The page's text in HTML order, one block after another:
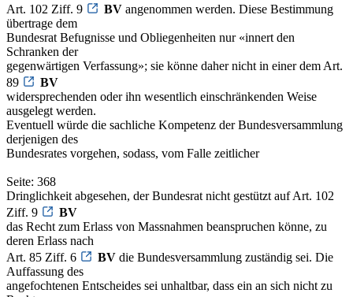
Art. 102 Ziff. 9
BV angenommen werden. Diese Bestimmung
übertrage dem
Bundesrat Befugnisse und Obliegenheiten nur «innert den
Schranken der
gegenwärtigen Verfassung»; sie könne daher nicht in einer dem Art.
89
BV
widersprechenden oder ihn wesentlich einschränkenden Weise
ausgelegt werden.
Eventuell würde die sachliche Kompetenz der Bundesversammlung
derjenigen des
Bundesrates vorgehen, sodass, vom Falle zeitlicher
Seite: 368
Dringlichkeit abgesehen, der Bundesrat nicht gestützt auf Art. 102
Ziff. 9
BV
das Recht zum Erlass von Massnahmen beanspruchen könne, zu
deren Erlass nach
Art. 85 Ziff. 6
BV die Bundesversammlung zuständig sei. Die
Auffassung des
angefochtenen Entscheides sei unhaltbar, dass ein an sich nicht zu